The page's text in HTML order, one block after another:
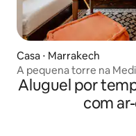
Casa ⋅ Marrakech
A pequena torre na
Aluguel por
com